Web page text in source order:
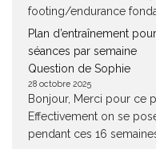
footing/endurance
Plan d’entraînement
séances par semaine
Question de Sophie
28 octobre 2025
Bonjour, Merci pour ce
Effectivement on se
pendant ces 16